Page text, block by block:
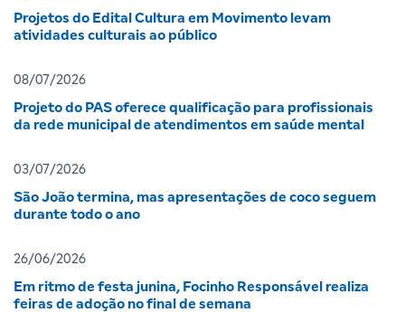
Projetos do Edital Cultura em Movimento levam
atividades culturais ao público
08/07/2026
Projeto do PAS oferece qualificação para profissionais
da rede municipal de atendimentos em saúde mental
03/07/2026
São João termina, mas apresentações de coco seguem
durante todo o ano
26/06/2026
Em ritmo de festa junina, Focinho Responsável realiza
feiras de adoção no final de semana